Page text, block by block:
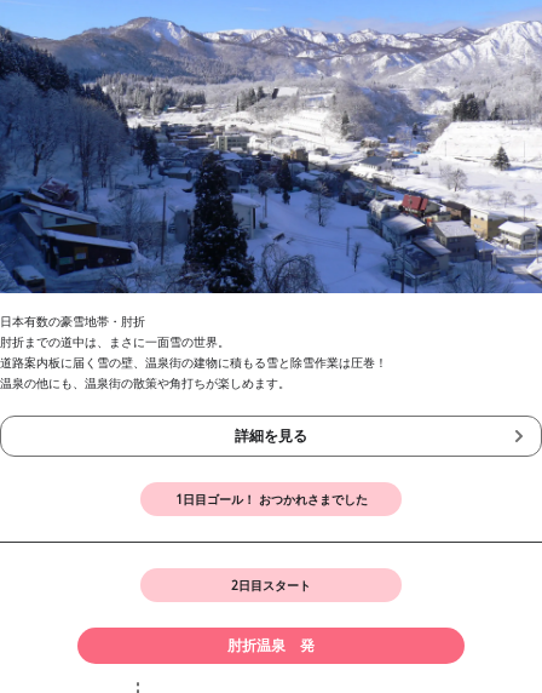
日本有数の豪雪地帯・肘折
肘折までの道中は、まさに一面雪の世界。
道路案内板に届く雪の壁、温泉街の建物に積もる雪と除雪作業は圧巻！
温泉の他にも、温泉街の散策や角打ちが楽しめます。
詳細を見る
1日目ゴール！ おつかれさまでした
2日目スタート
肘折温泉 発